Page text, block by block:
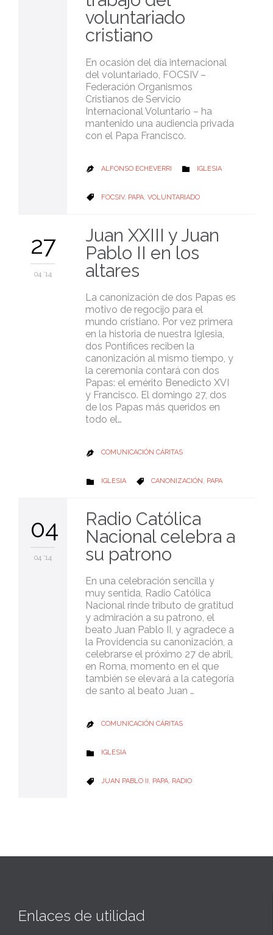
voluntariado
cristiano
En ocasión del día internacional
del voluntariado, FOCSIV –
Federación Organismos
Cristianos de Servicio
Internacional Voluntario – ha
mantenido una audiencia privada
con el Papa Francisco.
 ALFONSO ECHEVERRI  CATEGORY
IGLESIA
 CATEGORY
FOCSIV, PAPA, VOLUNTARIADO
27
04 '14
Juan XXIII y Juan
Pablo II en los
altares
La canonización de dos Papas es
motivo de regocijo para el
mundo cristiano. Por vez primera
en la historia de nuestra Iglesia,
dos Pontífices reciben la
canonización al mismo tiempo, y
la ceremonia contará con dos
Papas: el emérito Benedicto XVI
y Francisco. El domingo 27, dos
de los Papas más queridos en
todo el…
 COMUNICACIÓN CÁRITAS
 CATEGORY
IGLESIA  CATEGORY
CANONIZACIÓN , PAPA
04
04 '14
Radio Católica
Nacional celebra a
su patrono
En una celebración sencilla y
muy sentida, Radio Católica
Nacional rinde tributo de gratitud
y admiración a su patrono, el
beato Juan Pablo II, y agradece a
la Providencia su canonización, a
celebrarse el próximo 27 de abril,
en Roma, momento en el que
también se elevará a la categoría
de santo al beato Juan …
 COMUNICACIÓN CÁRITAS
 CATEGORY
IGLESIA
 CATEGORY
JUAN PABLO II , PAPA, RADIO
Enlaces de utilidad